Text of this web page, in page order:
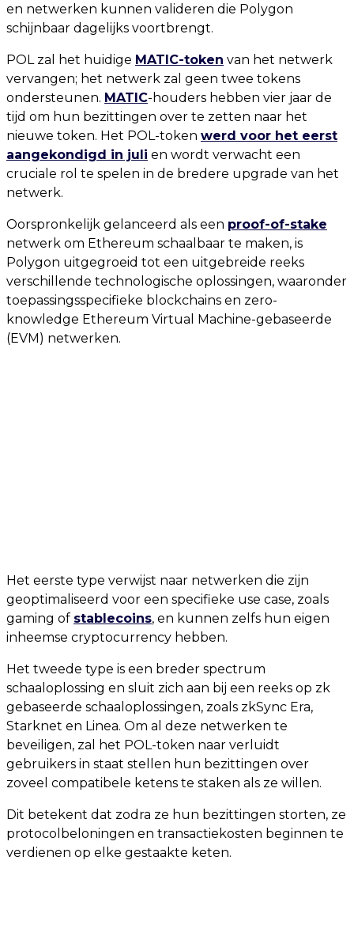
en netwerken kunnen valideren die Polygon
schijnbaar dagelijks voortbrengt.
POL zal het huidige MATIC-token van het netwerk
vervangen; het netwerk zal geen twee tokens
ondersteunen. MATIC-houders hebben vier jaar de
tijd om hun bezittingen over te zetten naar het
nieuwe token. Het POL-token werd voor het eerst
aangekondigd in juli en wordt verwacht een
cruciale rol te spelen in de bredere upgrade van het
netwerk.
Oorspronkelijk gelanceerd als een proof-of-stake
netwerk om Ethereum schaalbaar te maken, is
Polygon uitgegroeid tot een uitgebreide reeks
verschillende technologische oplossingen, waaronder
toepassingsspecifieke blockchains en zero-
knowledge Ethereum Virtual Machine-gebaseerde
(EVM) netwerken.
Het eerste type verwijst naar netwerken die zijn
geoptimaliseerd voor een specifieke use case, zoals
gaming of stablecoins, en kunnen zelfs hun eigen
inheemse cryptocurrency hebben.
Het tweede type is een breder spectrum
schaaloplossing en sluit zich aan bij een reeks op zk
gebaseerde schaaloplossingen, zoals zkSync Era,
Starknet en Linea. Om al deze netwerken te
beveiligen, zal het POL-token naar verluidt
gebruikers in staat stellen hun bezittingen over
zoveel compatibele ketens te staken als ze willen.
Dit betekent dat zodra ze hun bezittingen storten, ze
protocolbeloningen en transactiekosten beginnen te
verdienen op elke gestaakte keten.